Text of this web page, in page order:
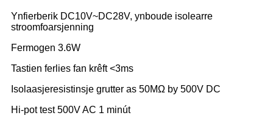
Ynfierberik DC10V~DC28V, ynboude isolearre
stroomfoarsjenning
Fermogen 3.6W
Tastien ferlies fan krêft <3ms
Isolaasjeresistinsje grutter as 50MΩ by 500V DC
Hi-pot test 500V AC 1 minút